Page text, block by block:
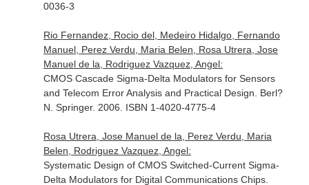
0036-3
Rio Fernandez, Rocio del, Medeiro Hidalgo, Fernando
Manuel, Perez Verdu, Maria Belen, Rosa Utrera, Jose
Manuel de la, Rodriguez Vazquez, Angel:
CMOS Cascade Sigma-Delta Modulators for Sensors
and Telecom Error Analysis and Practical Design. Berl?
N. Springer. 2006. ISBN 1-4020-4775-4
Rosa Utrera, Jose Manuel de la, Perez Verdu, Maria
Belen, Rodriguez Vazquez, Angel:
Systematic Design of CMOS Switched-Current Sigma-
Delta Modulators for Digital Communications Chips.